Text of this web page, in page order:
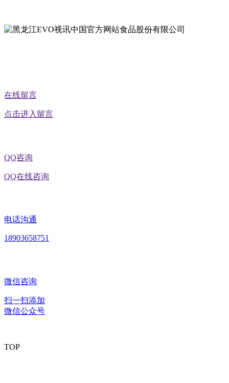
在线留言
点击进入留言
QQ咨询
QQ在线咨询
电话沟通
18903658751
微信咨询
扫一扫添加
微信公众号
TOP